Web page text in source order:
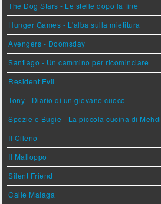
The Dog Stars - Le stelle dopo la fine
Hunger Games - L'alba sulla mietitura
Avengers - Doomsday
Santiago - Un cammino per ricominciare
Resident Evil
Tony - Diario di un giovane cuoco
Spezie e Bugie - La piccola cucina di Mehdi
Il Cileno
Il Malloppo
Silent Friend
Calle Malaga